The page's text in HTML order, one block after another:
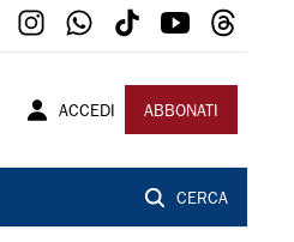
ACCEDI ABBONATI
CERCA